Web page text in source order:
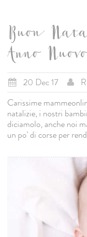
Buon
Anno Nuovo
20 Dec 17
Carissime
natalizie, i nostri
diciamolo, anche noi
un po' di corse per